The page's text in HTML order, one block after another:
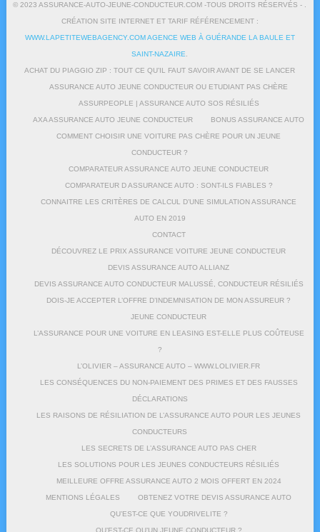
© 2023 ASSURANCE-AUTO-JEUNE-CONDUCTEUR.COM -TOUS DROITS RÉSERVÉS - .
CRÉATION SITE INTERNET ET TARIF RÉFÉRENCEMENT :
WWW.LAPETITEWEBAGENCY.COM AGENCE WEB À GUÉRANDE LA BAULE ET
SAINT-NAZAIRE
ACHAT DU PIAGGIO ZIP : TOUT CE QU’IL FAUT SAVOIR AVANT DE SE LANCER
ASSURANCE AUTO JEUNE CONDUCTEUR OU ETUDIANT PAS CHÈRE
ASSURPEOPLE | ASSURANCE AUTO SOS RÉSILIÉS
AXA ASSURANCE AUTO JEUNE CONDUCTEUR BONUS ASSURANCE AUTO
COMMENT CHOISIR UNE VOITURE PAS CHÈRE POUR UN JEUNE
CONDUCTEUR ?
COMPARATEUR ASSURANCE AUTO JEUNE CONDUCTEUR
COMPARATEUR D ASSURANCE AUTO : SONT-ILS FIABLES ?
CONNAITRE LES CRITÈRES DE CALCUL D’UNE SIMULATION ASSURANCE
AUTO EN 2019
CONTACT
DÉCOUVREZ LE PRIX ASSURANCE VOITURE JEUNE CONDUCTEUR
DEVIS ASSURANCE AUTO ALLIANZ
DEVIS ASSURANCE AUTO CONDUCTEUR MALUSSÉ, CONDUCTEUR RÉSILIÉS
DOIS-JE ACCEPTER L’OFFRE D’INDEMNISATION DE MON ASSUREUR ?
JEUNE CONDUCTEUR
L’ASSURANCE POUR UNE VOITURE EN LEASING EST-ELLE PLUS COÛTEUSE
?
L’OLIVIER – ASSURANCE AUTO – WWW.LOLIVIER.FR
LES CONSÉQUENCES DU NON-PAIEMENT DES PRIMES ET DES FAUSSES
DÉCLARATIONS
LES RAISONS DE RÉSILIATION DE L’ASSURANCE AUTO POUR LES JEUNES
CONDUCTEURS
LES SECRETS DE L’ASSURANCE AUTO PAS CHER
LES SOLUTIONS POUR LES JEUNES CONDUCTEURS RÉSILIÉS
MEILLEURE OFFRE ASSURANCE AUTO 2 MOIS OFFERT EN 2024
MENTIONS LÉGALES OBTENEZ VOTRE DEVIS ASSURANCE AUTO
QU’EST-CE QUE YOUDRIVELITE ?
QU’EST-CE QU’UN JEUNE CONDUCTEUR ?